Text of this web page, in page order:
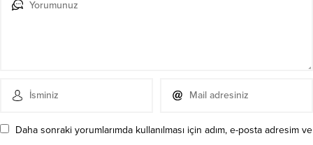
Daha sonraki yorumlarımda kullanılması için adım, e-posta adresim ve